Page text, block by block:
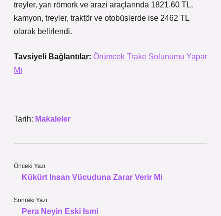
treyler, yarı römork ve arazi araçlarında 1821,60 TL,
kamyon, treyler, traktör ve otobüslerde ise 2462 TL
olarak belirlendi.
Tavsiyeli Bağlantılar: Örümcek Trake Solunumu Yapar
Mı
Tarih: Makaleler
Önceki Yazı
Kükürt Insan Vücuduna Zarar Verir Mi
Sonraki Yazı
Pera Neyin Eski Ismi